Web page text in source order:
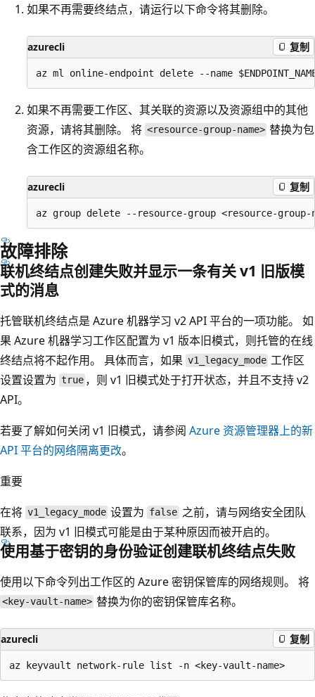
如果不再需要终结点，请运行以下命令将其删除。
azurecli 复制
如果不再需要工作区、其关联的资源以及资源组中的其他
资源，请将其删除。 将 <resource-group-name> 替换为包
含工作区的资源组名称。
azurecli 复制
故障排除
联机终结点创建失败并显示一条有关 v1 旧版模
式的消息
托管联机终结点是 Azure 机器学习 v2 API 平台的一项功能。 如
果 Azure 机器学习工作区配置为 v1 版本旧模式，则托管的在线
终结点将不起作用。 具体而言，如果 v1_legacy_mode 工作区
设置设置为 true ，则 v1 旧模式处于打开状态，并且不支持 v2
API。
若要了解如何关闭 v1 旧模式，请参阅 Azure 资源管理器上的新
API 平台的网络隔离更改。
重要
在将 v1_legacy_mode 设置为 false之前，请与网络安全团队
联系，因为 v1 旧模式可能是由于某种原因而被开启的。
使用基于密钥的身份验证创建联机终结点失败
使用以下命令列出工作区的 Azure 密钥保管库的网络规则。 将
<key-vault-name> 替换为你的密钥保管库名称。
azurecli 复制